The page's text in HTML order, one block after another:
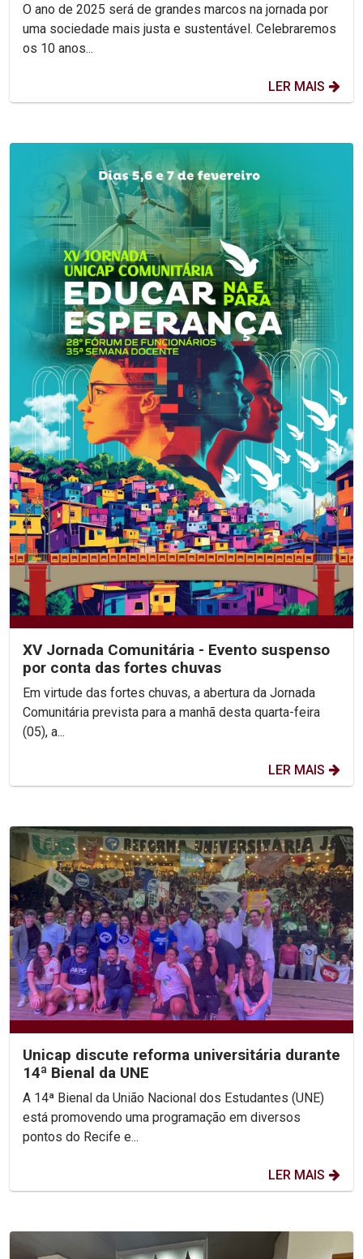
O ano de 2025 será de grandes marcos na jornada por
uma sociedade mais justa e sustentável. Celebraremos
os 10 anos...
LER MAIS
XV Jornada Comunitária - Evento suspenso
por conta das fortes chuvas
Em virtude das fortes chuvas, a abertura da Jornada
Comunitária prevista para a manhã desta quarta-feira
(05), a...
LER MAIS
Unicap discute reforma universitária durante
14ª Bienal da UNE
A 14ª Bienal da União Nacional dos Estudantes (UNE)
está promovendo uma programação em diversos
pontos do Recife e...
LER MAIS